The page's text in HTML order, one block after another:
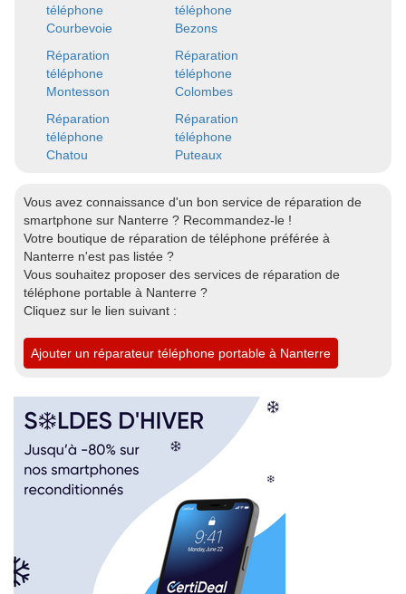
téléphone
Courbevoie
téléphone
Bezons
Réparation
téléphone
Montesson
Réparation
téléphone
Colombes
Réparation
téléphone
Chatou
Réparation
téléphone
Puteaux
Vous avez connaissance d'un bon service de réparation de
smartphone sur Nanterre ? Recommandez-le !
Votre boutique de réparation de téléphone préférée à
Nanterre n'est pas listée ?
Vous souhaitez proposer des services de réparation de
téléphone portable à Nanterre ?
Cliquez sur le lien suivant :
Ajouter un réparateur téléphone portable à Nanterre